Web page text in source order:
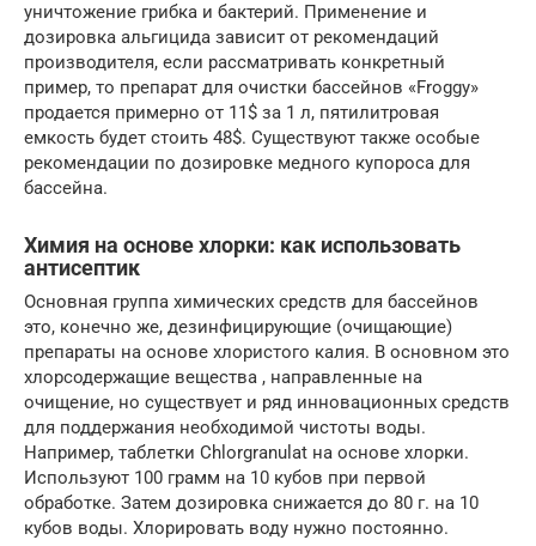
уничтожение грибка и бактерий. Применение и
дозировка альгицида зависит от рекомендаций
производителя, если рассматривать конкретный
пример, то препарат для очистки бассейнов «Froggy»
продается примерно от 11$ за 1 л, пятилитровая
емкость будет стоить 48$. Существуют также особые
рекомендации по дозировке медного купороса для
бассейна.
Химия на основе хлорки: как использовать
антисептик
Основная группа химических средств для бассейнов
это, конечно же, дезинфицирующие (очищающие)
препараты на основе хлористого калия. В основном это
хлорсодержащие вещества , направленные на
очищение, но существует и ряд инновационных средств
для поддержания необходимой чистоты воды.
Например, таблетки Chlorgranulat на основе хлорки.
Используют 100 грамм на 10 кубов при первой
обработке. Затем дозировка снижается до 80 г. на 10
кубов воды. Хлорировать воду нужно постоянно.